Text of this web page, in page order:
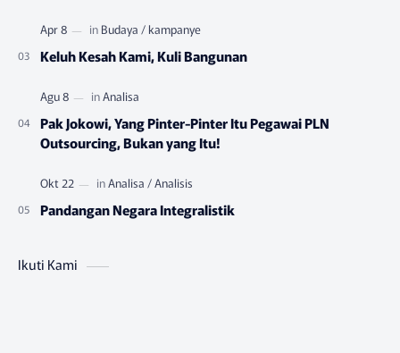
Keluh Kesah Kami, Kuli Bangunan
Pak Jokowi, Yang Pinter-Pinter Itu Pegawai PLN
Outsourcing, Bukan yang Itu!
Pandangan Negara Integralistik
Ikuti Kami